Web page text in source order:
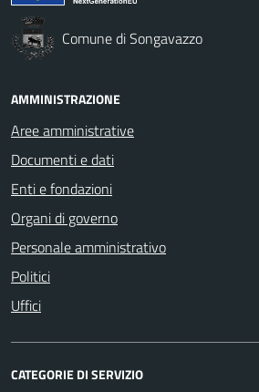
Comune di Songavazzo
AMMINISTRAZIONE
Aree amministrative
Documenti e dati
Enti e fondazioni
Organi di governo
Personale amministrativo
Politici
Uffici
CATEGORIE DI SERVIZIO